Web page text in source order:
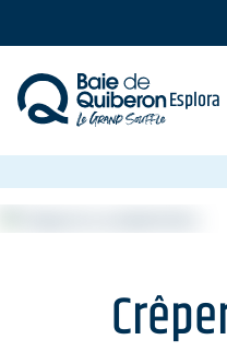
content
Esplora